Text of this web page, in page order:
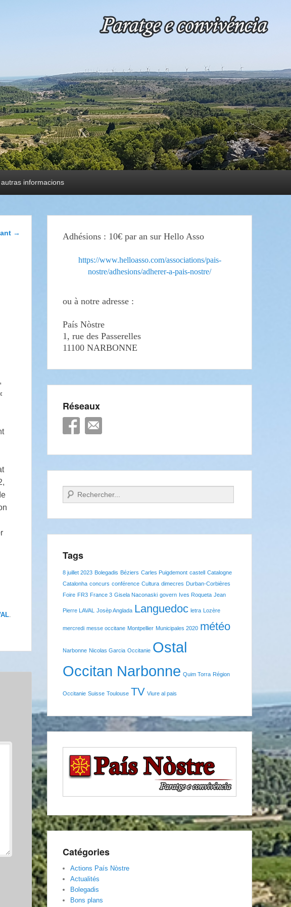
informacions
les
→ Adhésions : 10€ par an sur Hello Asso
https://www.helloasso.com/associations/pais-
nostre/adhesions/adherer-a-pais-nostre/
ou à notre adresse :
País Nòstre
1, rue des Passerelles
11100 NARBONNE
Réseaux
Recherche
Tags
8 juillet 2023 Bolegadis Béziers Carles Puigdemont castell Catalogne
Catalonha concurs conférence Cultura dimecres Durban-Corbières
Foire FR3 France 3 Gisela Naconaski govern Ives Roqueta Jean
Pierre LAVAL Josèp Anglada Languedoc letra Lozère
mercredi messe occitane Montpellier Municipales 2020 météo
Narbonne Nicolas Garcia Occitanie Ostal
Occitan Narbonne Quim Torra Région
Occitanie Suisse Toulouse TV Viure al pais
Catégories
Actions País Nòstre
Actualités
Bolegadis
Bons plans